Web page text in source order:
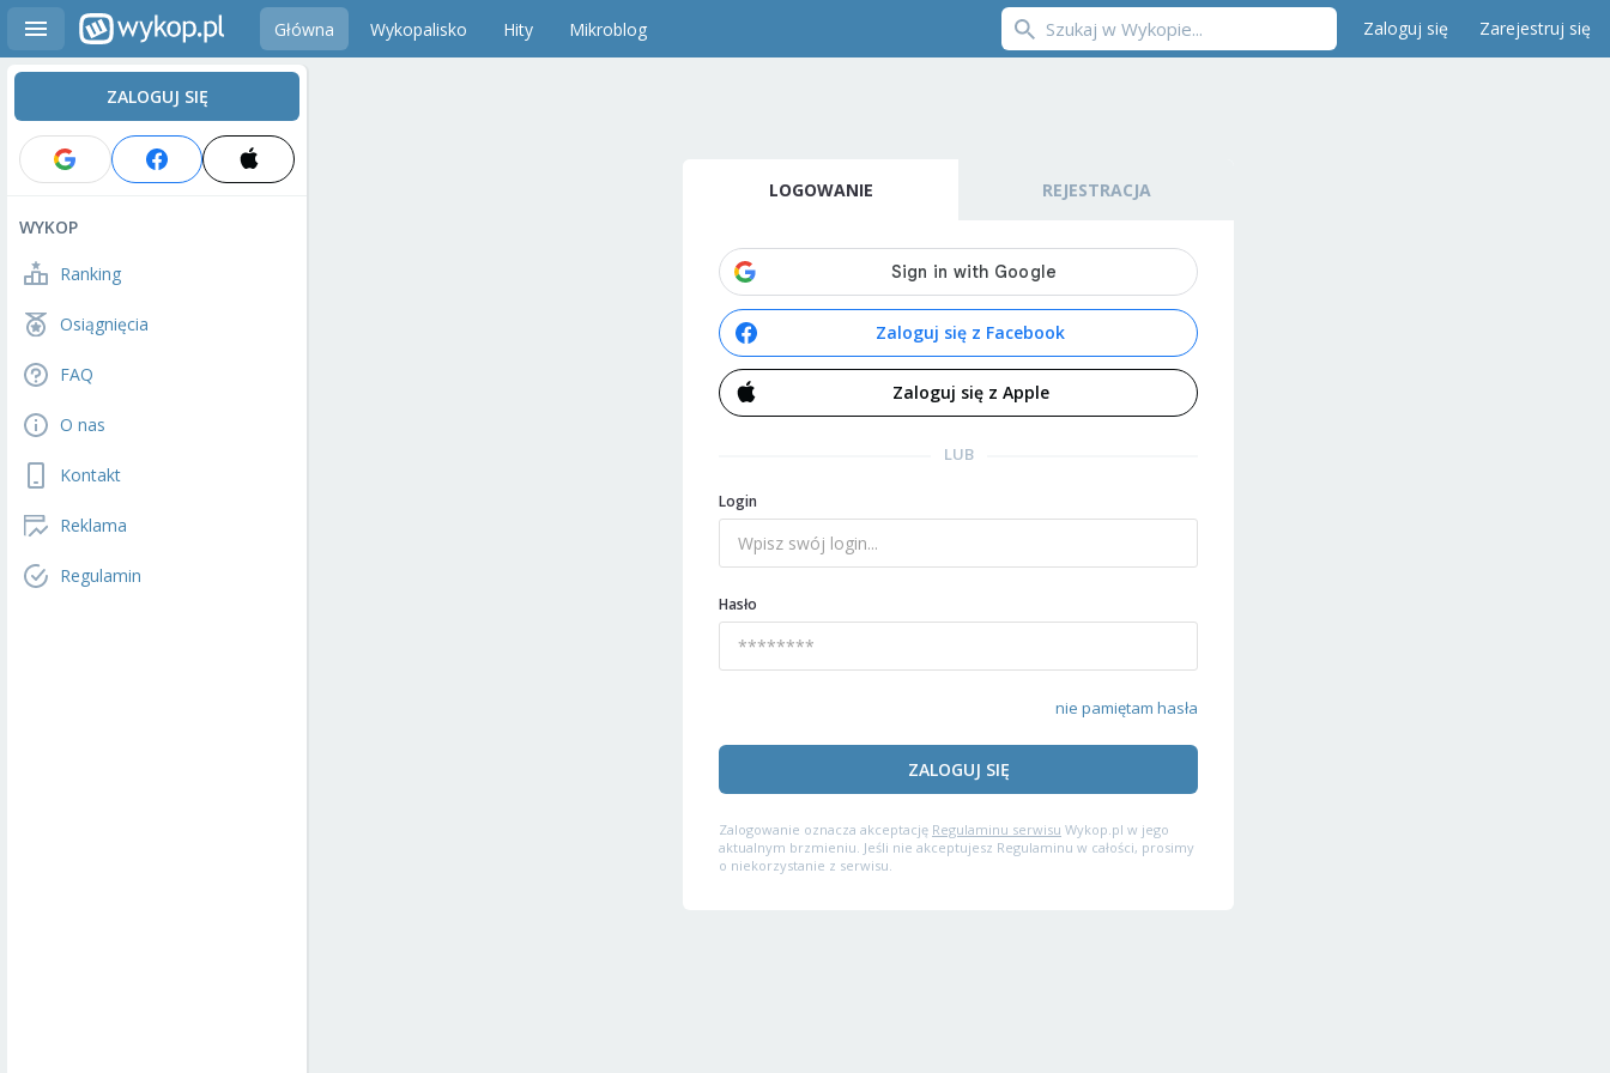
Główna Wykopalisko Hity Mikroblog Zaloguj się Zarejestruj się
ZALOGUJ SIĘ
WYKOP
Ranking
Osiągnięcia
FAQ
O nas
Kontakt
Reklama
Regulamin
LOGOWANIE REJESTRACJA
Zaloguj się z Facebook
Zaloguj się z Apple
LUB
Login
Hasło
nie pamiętam hasła
ZALOGUJ SIĘ
Zalogowanie oznacza akceptację Regulaminu serwisu Wykop.pl w jego
aktualnym brzmieniu. Jeśli nie akceptujesz Regulaminu w całości, prosimy
o niekorzystanie z serwisu.